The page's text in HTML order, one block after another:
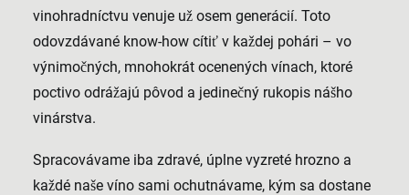
vinohradníctvu venuje už osem generácií. Toto
odovzdávané know-how cítiť v každej pohári – vo
výnimočných, mnohokrát ocenených vínach, ktoré
poctivo odrážajú pôvod a jedinečný rukopis nášho
vinárstva.
Spracovávame iba zdravé, úplne vyzreté hrozno a
každé naše víno sami ochutnávame, kým sa dostane